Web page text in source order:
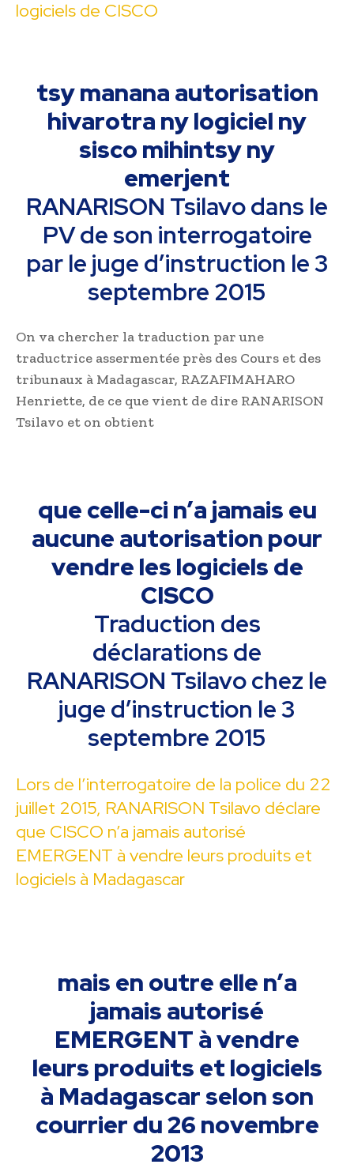
logiciels de CISCO
tsy manana autorisation
hivarotra ny logiciel ny
sisco mihintsy ny
emerjent
RANARISON Tsilavo dans le
PV de son interrogatoire
par le juge d’instruction le 3
septembre 2015
On va chercher la traduction par une
traductrice assermentée près des Cours et des
tribunaux à Madagascar, RAZAFIMAHARO
Henriette, de ce que vient de dire RANARISON
Tsilavo et on obtient
que celle-ci n’a jamais eu
aucune autorisation pour
vendre les logiciels de
CISCO
Traduction des
déclarations de
RANARISON Tsilavo chez le
juge d’instruction le 3
septembre 2015
Lors de l’interrogatoire de la police du 22
juillet 2015, RANARISON Tsilavo déclare
que CISCO n’a jamais autorisé
EMERGENT à vendre leurs produits et
logiciels à Madagascar
mais en outre elle n’a
jamais autorisé
EMERGENT à vendre
leurs produits et logiciels
à Madagascar selon son
courrier du 26 novembre
2013